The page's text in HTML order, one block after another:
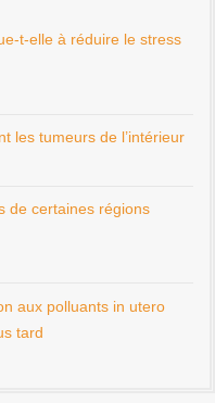
t-elle à réduire le stress
les tumeurs de l’intérieur
de certaines régions
aux polluants in utero
tard